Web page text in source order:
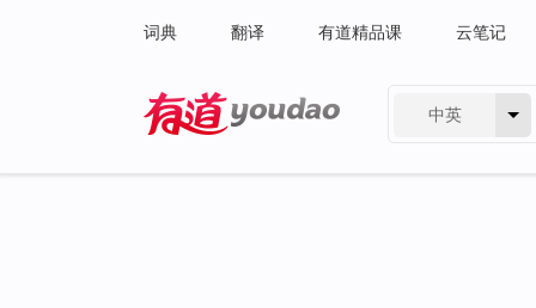
词典 翻译 有道精品课 云笔记
中英